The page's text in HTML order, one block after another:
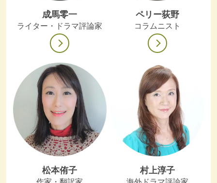
成馬零一
ライター・ドラマ評論家
ペリー荻野
コラムニスト
松本侑子 村上淳子